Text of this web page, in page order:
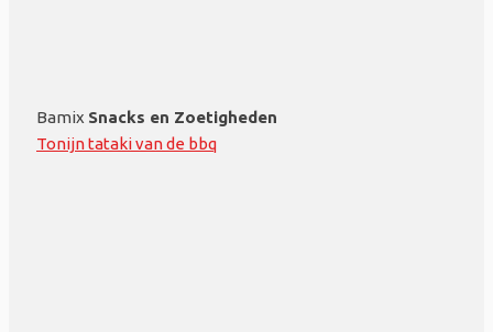
Bamix Snacks en Zoetigheden
Tonijn tataki van de bbq